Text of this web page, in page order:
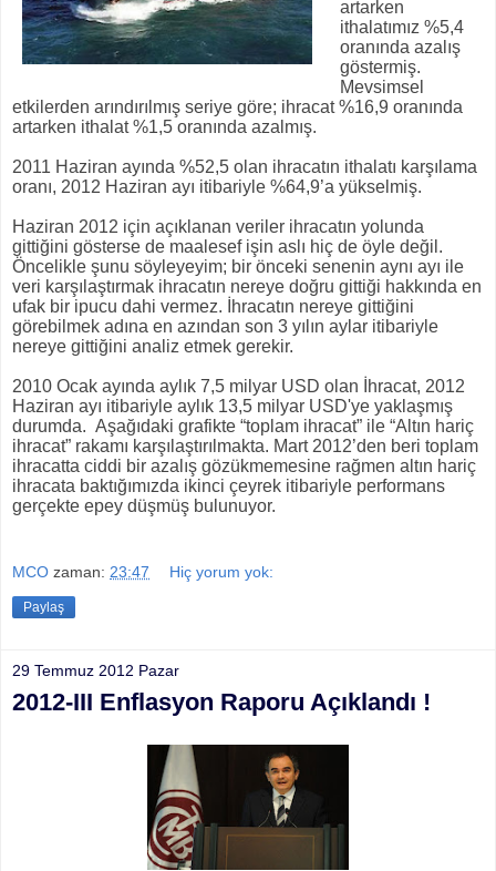
artarken
ithalatımız %5,4
oranında azalış
göstermiş.
Mevsimsel
etkilerden arındırılmış seriye göre; ihracat %16,9 oranında
artarken ithalat %1,5 oranında azalmış.
2011 Haziran ayında %52,5 olan ihracatın ithalatı karşılama
oranı, 2012 Haziran ayı itibariyle %64,9’a yükselmiş.
Haziran 2012 için açıklanan veriler ihracatın yolunda
gittiğini gösterse de maalesef işin aslı hiç de öyle değil.
Öncelikle şunu söyleyeyim; bir önceki senenin aynı ayı ile
veri karşılaştırmak ihracatın nereye doğru gittiği hakkında en
ufak bir ipucu dahi vermez. İhracatın nereye gittiğini
görebilmek adına en azından son 3 yılın aylar itibariyle
nereye gittiğini analiz etmek gerekir.
2010 Ocak ayında aylık 7,5 milyar USD olan İhracat, 2012
Haziran ayı itibariyle aylık 13,5 milyar USD'ye yaklaşmış
durumda. Aşağıdaki grafikte “toplam ihracat” ile “Altın hariç
ihracat” rakamı karşılaştırılmakta. Mart 2012’den beri toplam
ihracatta ciddi bir azalış gözükmemesine rağmen altın hariç
ihracata baktığımızda ikinci çeyrek itibariyle performans
gerçekte epey düşmüş bulunuyor.
MCO zaman: 23:47 Hiç yorum yok:
Paylaş
29 Temmuz 2012 Pazar
2012-III Enflasyon Raporu Açıklandı !